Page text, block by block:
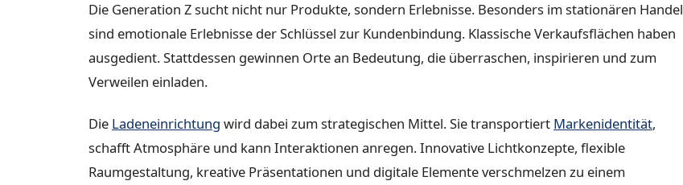
Die Generation Z sucht nicht nur Produkte, sondern Erlebnisse. Besonders im stationären Handel
sind emotionale Erlebnisse der Schlüssel zur Kundenbindung. Klassische Verkaufsflächen haben
ausgedient. Stattdessen gewinnen Orte an Bedeutung, die überraschen, inspirieren und zum
Verweilen einladen.
Die Ladeneinrichtung wird dabei zum strategischen Mittel. Sie transportiert Markenidentität,
schafft Atmosphäre und kann Interaktionen anregen. Innovative Lichtkonzepte, flexible
Raumgestaltung, kreative Präsentationen und digitale Elemente verschmelzen zu einem